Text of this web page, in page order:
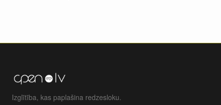
Izglītība, kas paplašina redzesloku.